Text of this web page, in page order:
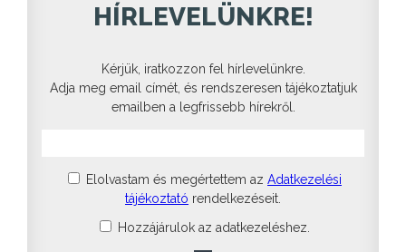
HÍRLEVELÜNKRE!
Kérjük, iratkozzon fel hírlevelünkre.
Adja meg email címét, és rendszeresen tájékoztatjuk
emailben a legfrissebb hírekről.
Elolvastam és megértettem az Adatkezelési
tájékoztató rendelkezéseit.
Hozzájárulok az adatkezeléshez.